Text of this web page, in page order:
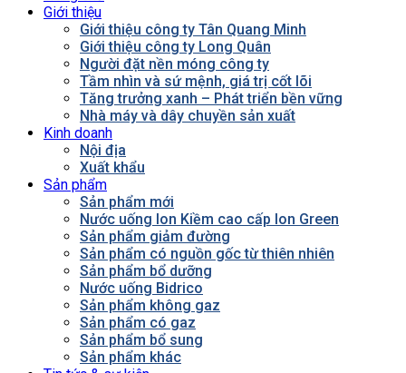
Giới thiệu
Giới thiệu công ty Tân Quang Minh
Giới thiệu công ty Long Quân
Người đặt nền móng công ty
Tầm nhìn và sứ mệnh, giá trị cốt lõi
Tăng trưởng xanh – Phát triển bền vững
Nhà máy và dây chuyền sản xuất
Kinh doanh
Nội địa
Xuất khẩu
Sản phẩm
Sản phẩm mới
Nước uống Ion Kiềm cao cấp Ion Green
Sản phẩm giảm đường
Sản phẩm có nguồn gốc từ thiên nhiên
Sản phẩm bổ dưỡng
Nước uống Bidrico
Sản phẩm không gaz
Sản phẩm có gaz
Sản phẩm bổ sung
Sản phẩm khác